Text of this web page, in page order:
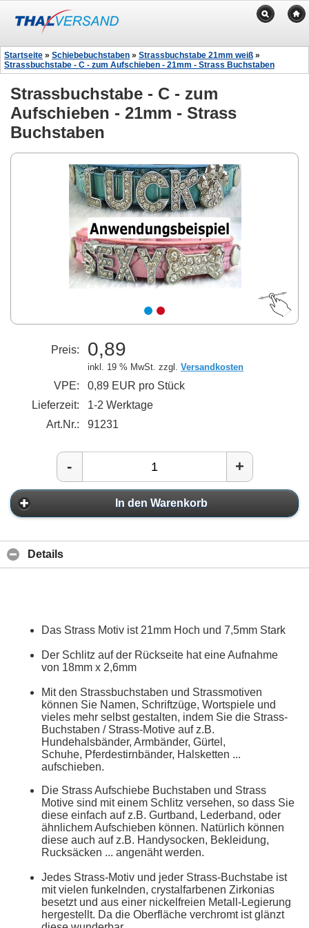
Startseite » Schiebebuchstaben » Strassbuchstabe 21mm weiß »
Strassbuchstabe - C - zum Aufschieben - 21mm - Strass Buchstaben
Strassbuchstabe - C - zum
Aufschieben - 21mm - Strass
Buchstaben
Preis: 0,89
inkl. 19 % MwSt. zzgl. Versandkosten
VPE:
0,89 EUR pro Stück
Lieferzeit:
1-2 Werktage
Art.Nr.:
91231
- +
In den Warenkorb
Details
Das Strass Motiv ist 21mm Hoch und 7,5mm Stark
Der Schlitz auf der Rückseite hat eine Aufnahme
von 18mm x 2,6mm
Mit den Strassbuchstaben und Strassmotiven
können Sie Namen, Schriftzüge, Wortspiele und
vieles mehr selbst gestalten, indem Sie die Strass-
Buchstaben / Strass-Motive auf z.B.
Hundehalsbänder, Armbänder, Gürtel,
Schuhe, Pferdestirnbänder, Halsketten ...
aufschieben.
Die Strass Aufschiebe Buchstaben und Strass
Motive sind mit einem Schlitz versehen, so dass Sie
diese einfach auf z.B. Gurtband, Lederband, oder
ähnlichem Aufschieben können. Natürlich können
diese auch auf z.B. Handysocken, Bekleidung,
Rucksäcken ... angenäht werden.
Jedes Strass-Motiv und jeder Strass-Buchstabe ist
mit vielen funkelnden, crystalfarbenen Zirkonias
besetzt und aus einer nickelfreien Metall-Legierung
hergestellt. Da die Oberfläche verchromt ist glänzt